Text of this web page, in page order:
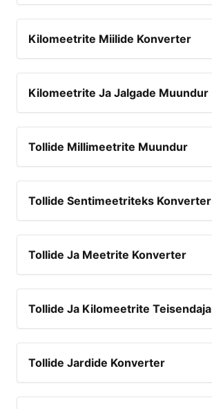
Kilomeetrite Miilide Konverter
Kilomeetrite Ja Jalgade Muundur
Tollide Millimeetrite Muundur
Tollide Sentimeetriteks Konverter
Tollide Ja Meetrite Konverter
Tollide Ja Kilomeetrite Teisendaja
Tollide Jardide Konverter